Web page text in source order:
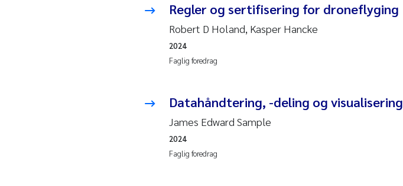
Richard Garth James
Bellerby
Ashenafi Seifu Gragne
Regler og sertifisering for droneflyging
Robert D Holand, Kasper Hancke
Faglig foredrag
2024
Datahåndtering, -deling og visualisering
James Edward Sample
Faglig foredrag
2024